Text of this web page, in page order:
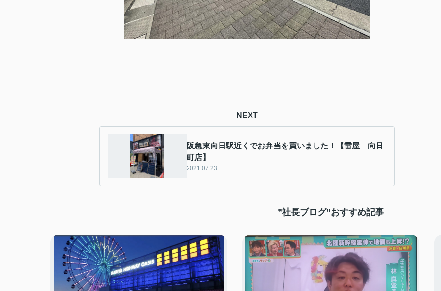
NEXT
阪急東向日駅近くでお弁当を買いました！【雷屋 向日
町店】
2021.07.23
”社長ブログ”おすすめ記事